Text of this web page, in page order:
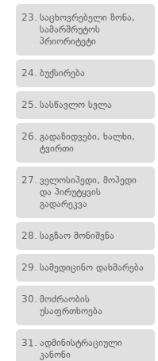
23. საცხოვრებელი ზონა,
სამარშრუტოს
პრიორიტეტი
24. ბუქსირება
25. სასწავლო სვლა
26. გადაზიდვები, ხალხი,
ტვირთი
27. ველოსიპედი, მოპედი
და პირუტყვის
გადარეკვა
28. საგზაო მონიშვნა
29. სამედიცინო დახმარება
30. მოძრაობის
უსაფრთხოება
31. ადმინისტრაციული
კანონი